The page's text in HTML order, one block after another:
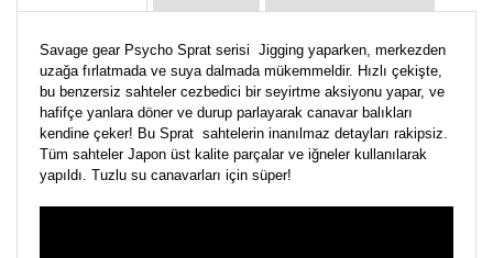
Savage gear Psycho Sprat serisi Jigging yaparken, merkezden
uzağa fırlatmada ve suya dalmada mükemmeldir. Hızlı çekişte,
bu benzersiz sahteler cezbedici bir seyirtme aksiyonu yapar, ve
hafifçe yanlara döner ve durup parlayarak canavar balıkları
kendine çeker! Bu Sprat sahtelerin inanılmaz detayları rakipsiz.
Tüm sahteler Japon üst kalite parçalar ve iğneler kullanılarak
yapıldı. Tuzlu su canavarları için süper!